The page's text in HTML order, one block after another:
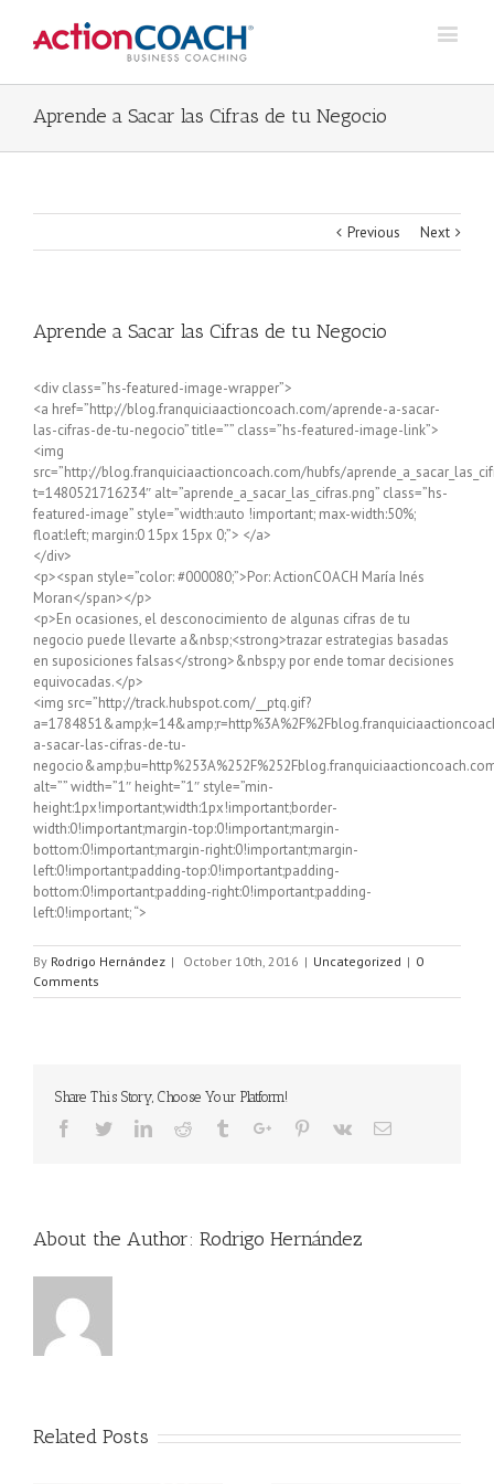
Aprende a Sacar las Cifras de tu Negocio
Previous Next
Aprende a Sacar las Cifras de tu Negocio
<div class=”hs-featured-image-wrapper”>
<a href=”http://blog.franquiciaactioncoach.com/aprende-a-sacar-
las-cifras-de-tu-negocio” title=”” class=”hs-featured-image-link”>
<img
src=”http://blog.franquiciaactioncoach.com/hubfs/
t=1480521716234″ alt=”aprende_a_sacar_las_cifras.png” class=”hs-
featured-image” style=”width:auto !important; max-width:50%;
float:left; margin:0 15px 15px 0;”> </a>
</div>
<p><span style=”color: #000080;”>Por: ActionCOACH María Inés
Moran</span></p>
<p>En ocasiones, el desconocimiento de algunas cifras de tu
negocio puede llevarte a&nbsp;<strong>trazar estrategias basadas
en suposiciones falsas</strong>&nbsp;y por ende tomar decisiones
equivocadas.</p>
<img src=”http://track.hubspot.com/__ptq.gif?
a-sacar-las-cifras-de-tu-
alt=”” width=”1″ height=”1″ style=”min-
height:1px!important;width:1px!important;border-
width:0!important;margin-top:0!important;margin-
bottom:0!important;margin-right:0!important;margin-
left:0!important;padding-top:0!important;padding-
bottom:0!important;padding-right:0!important;padding-
left:0!important; “>
By Rodrigo Hernández | October 10th, 2016 | Uncategorized | 0
Comments
Share This Story, Choose Your Platform!
Facebook
TwitterLinkedinReddit TumblrGoogle+Pinterest
Vk Email
About the Author: Rodrigo Hernández
Related Posts